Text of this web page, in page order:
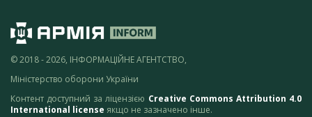
© 2018 - 2026, ІНФОРМАЦІЙНЕ АГЕНТСТВО,
Міністерство оборони України
Контент доступний за ліцензією Creative Commons Attribution 4.0
International license якщо не зазначено інше.